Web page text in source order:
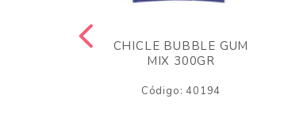
CHICLE BUBBLE GUM
MIX 300GR
Código: 40194